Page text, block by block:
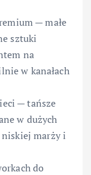
— małe
sztuki
na
w kanałach
— tańsze
w dużych
marży i
do